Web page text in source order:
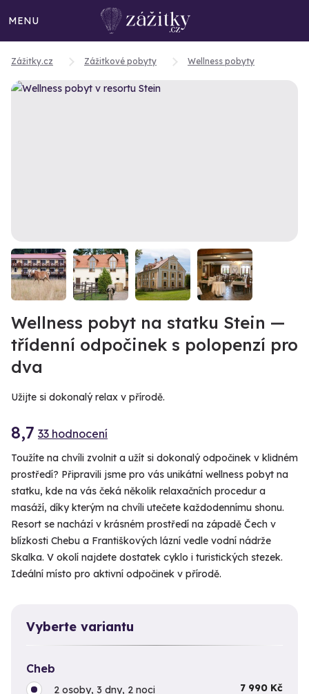
MENU
Zážitky.cz Zážitkové pobyty Wellness pobyty
Wellness pobyt na statku Stein —
třídenní odpočinek s polopenzí pro
dva
Užijte si dokonalý relax v přírodě.
8,7 33 hodnocení
Toužíte na chvíli zvolnit a užít si dokonalý odpočinek v klidném
prostředí? Připravili jsme pro vás unikátní wellness pobyt na
statku, kde na vás čeká několik relaxačních procedur a
masáží, díky kterým na chvíli utečete každodennímu shonu.
Resort se nachází v krásném prostředí na západě Čech v
blízkosti Chebu a Františkových lázní vedle vodní nádrže
Skalka. V okolí najdete dostatek cyklo i turistických stezek.
Ideální místo pro aktivní odpočinek v přírodě.
Vyberte variantu
Cheb
2 osoby, 3 dny, 2 noci 7 990 Kč